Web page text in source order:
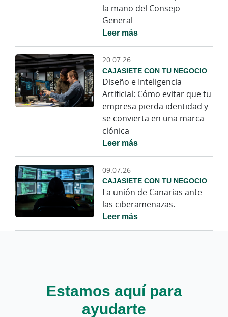
la mano del Consejo
General
Leer más
20.07.26
CAJASIETE CON TU NEGOCIO
Diseño e Inteligencia
Artificial: Cómo evitar que tu
empresa pierda identidad y
se convierta en una marca
clónica
Leer más
09.07.26
CAJASIETE CON TU NEGOCIO
La unión de Canarias ante
las ciberamenazas.
Leer más
Estamos aquí para
ayudarte